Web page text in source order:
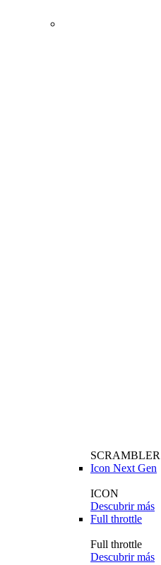
SCRAMBLER
Icon Next Gen
ICON
Descubrir más
Full throttle
Full throttle
Descubrir más